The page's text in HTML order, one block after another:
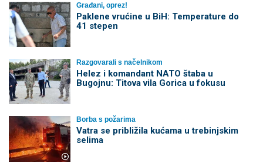
Građani, oprez!
Paklene vrućine u BiH: Temperature do
41 stepen
Razgovarali s načelnikom
Helez i komandant NATO štaba u
Bugojnu: Titova vila Gorica u fokusu
Borba s požarima
Vatra se približila kućama u trebinjskim
selima